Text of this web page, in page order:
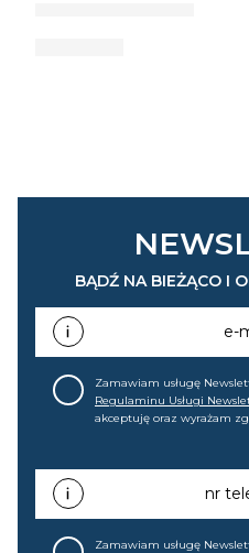
BĄDŹ NA BIEŻĄCO I
e-
Zamawiam usługę
Regulaminu Usługi
akceptuję oraz wyrażam
promocjach,
każdej chwili cofnąć.nr
Zamawiam usługę